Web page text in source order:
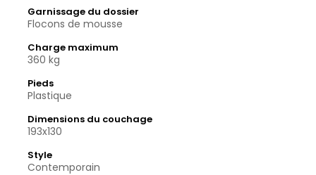
Garnissage du dossier
Flocons de mousse
Charge maximum
360 kg
Pieds
Plastique
Dimensions du couchage
193x130
Style
Contemporain